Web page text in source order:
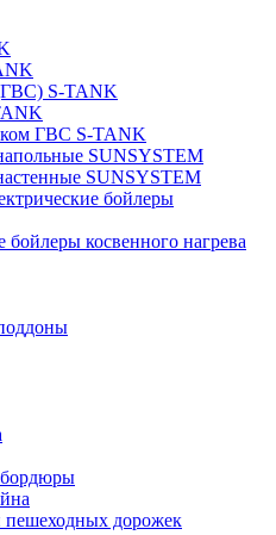
S-TANK
ГВС S-TANK
SUNSYSTEM
SUNSYSTEM
бойлеры
косвенного нагрева
пешеходных дорожек